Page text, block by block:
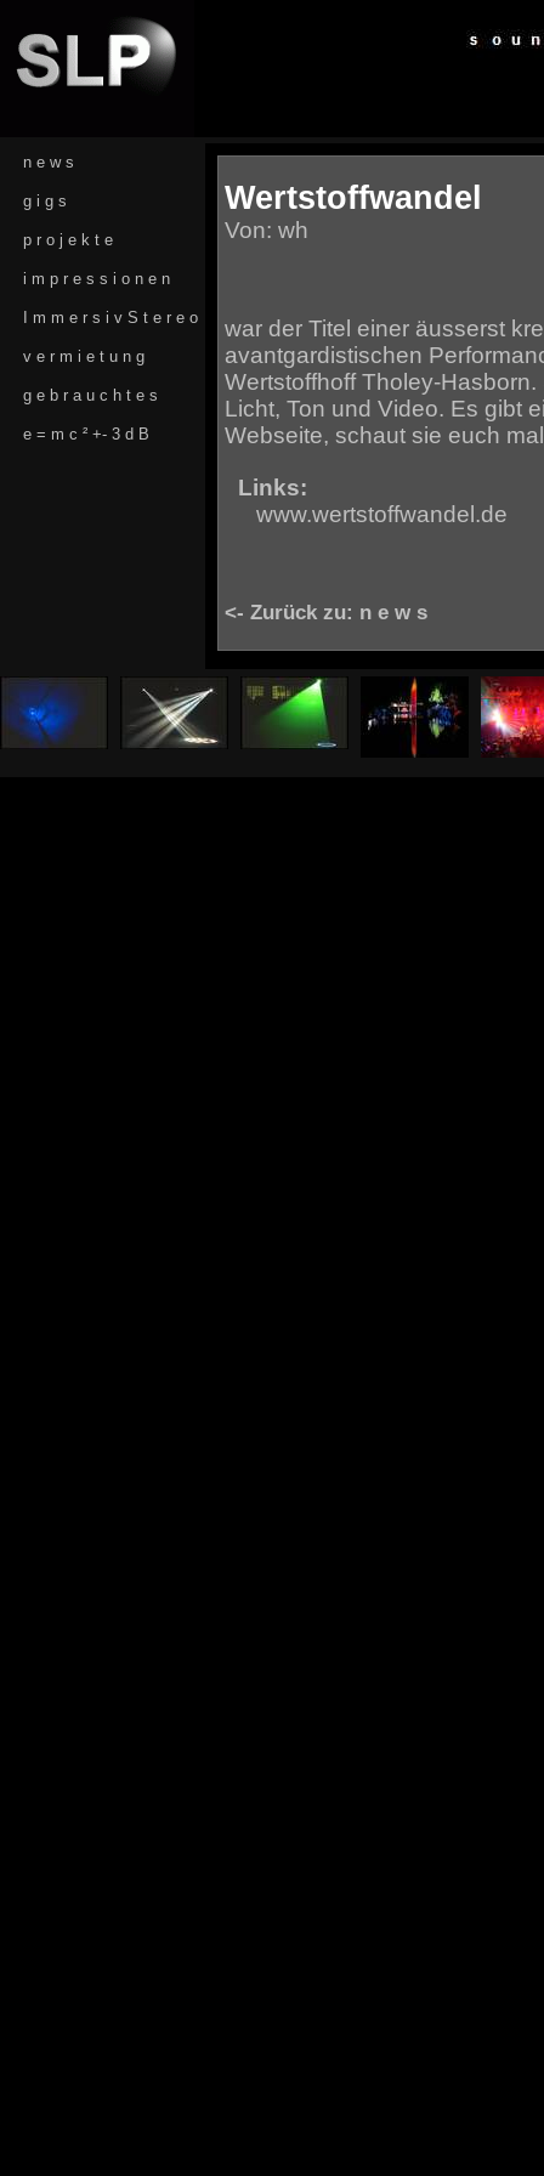
n e w s
g i g s
p r o j e k t e
i m p r e s s i o n e n
I m m e r s i v S t e r e o
v e r m i e t u n g
g e b r a u c h t e s
e = m c ² +- 3 d B
Wertstoffwandel
Von: wh
war der Titel einer äusserst
avantgardistischen
Wertstoffhoff Tholey-Hasborn.
Licht, Ton und Video. Es gibt
Webseite, schaut sie euch
Links:
www.wertstoffwandel.de
<- Zurück zu: n e w s